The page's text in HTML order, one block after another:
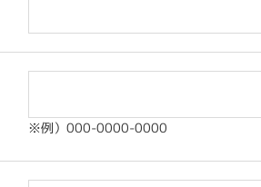
※例）000-0000-0000